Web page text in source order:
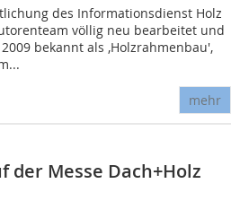
des Informationsdienst Holz
völlig neu bearbeitet und
bekannt als ‚Holzrahmenbau',
mehr
der Messe Dach+Holz